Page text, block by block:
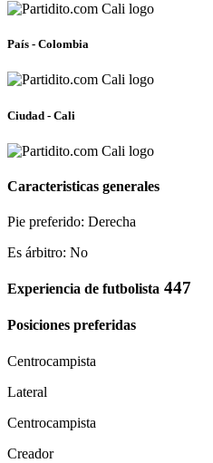
País - Colombia
Ciudad - Cali
Caracteristicas generales
Pie preferido: Derecha
Es árbitro: No
Experiencia de futbolista 447
Posiciones preferidas
Centrocampista
Lateral
Centrocampista
Creador